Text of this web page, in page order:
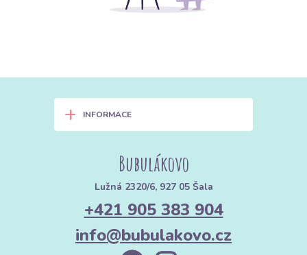
+ INFORMACE
Bubulákovo
Lužná 2320/6, 927 05 Šala
+421 905 383 904
info@bubulakovo.cz